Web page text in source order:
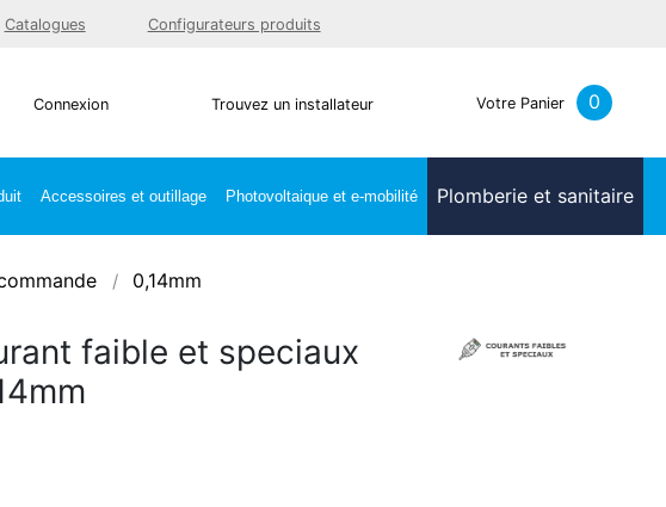
Catalogues Configurateurs produits
Connexion Trouvez un installateur Votre Panier 0
Accessoires et outillage Photovoltaique et e-mobilité Plomberie et sanitaire
0,14mm
faible et speciaux